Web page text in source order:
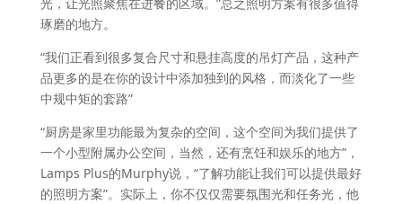
光，让光照聚焦在进餐的区域。”总之照明方案有很多值得
琢磨的地方。
“我们正看到很多复合尺寸和悬挂高度的吊灯产品，这种产
品更多的是在你的设计中添加独到的风格，而淡化了一些
中规中矩的套路”
“厨房是家里功能最为复杂的空间，这个空间为我们提供了
一个小型附属办公空间，当然，还有烹饪和娱乐的地方”，
Lamps Plus的Murphy说，“了解功能让我们可以提供最好
的照明方案”。实际上，你不仅仅需要氛围光和任务光，他